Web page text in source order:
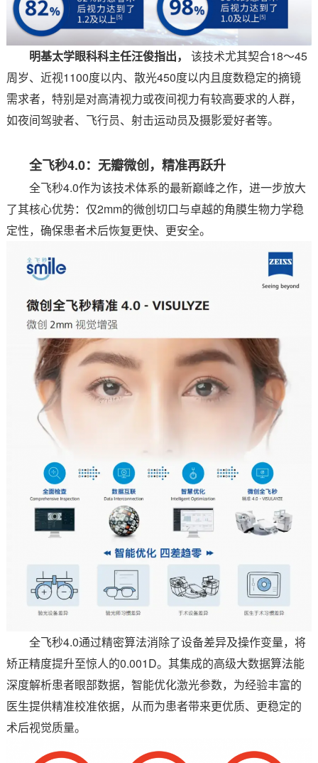
明基太学眼科科主任汪俊指出，
该技术尤其契合18～45
周岁、近视1100度以内、散光450度以内且度数稳定的摘镜
需求者，特别是对高清视力或夜间视力有较高要求的人群，
如夜间驾驶者、飞行员、射击运动员及摄影爱好者等。
全飞秒4.0：无瓣微创，精准再跃升
全飞秒4.0作为该技术体系的最新巅峰之作，进一步放大
了其核心优势：仅2mm的微创切口与卓越的角膜生物力学稳
定性，确保患者术后恢复更快、更安全。
全飞秒4.0通过精密算法消除了设备差异及操作变量，将
矫正精度提升至惊人的0.001D。其集成的高级大数据算法能
深度解析患者眼部数据，智能优化激光参数，为经验丰富的
医生提供精准校准依据，从而为患者带来更优质、更稳定的
术后视觉质量。